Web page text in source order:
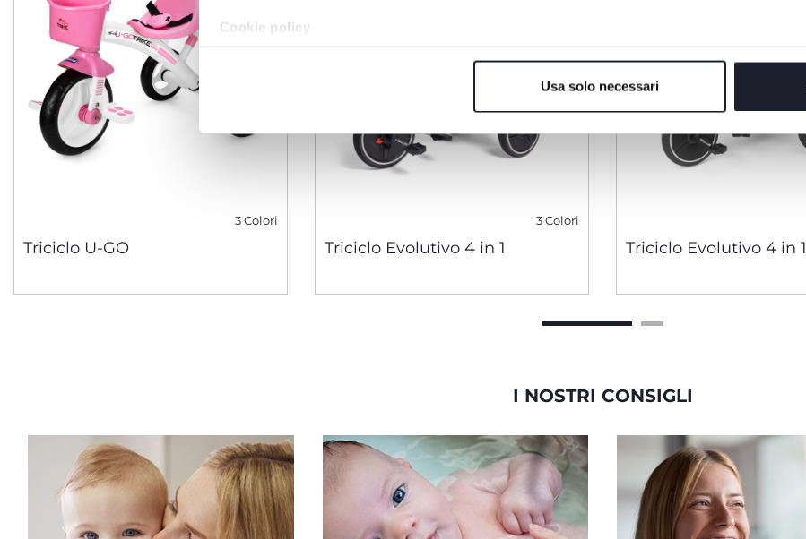
Cookie policy
Usa solo necessari
3 Colori
Triciclo U-GO
3 Colori
Triciclo Evolutivo 4 in 1 Triciclo Evolutivo 4 in 1
I NOSTRI CONSIGLI